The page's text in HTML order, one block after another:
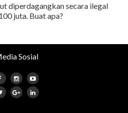
diperdagangkan secara ilegal
juta. Buat apa?
Sosial